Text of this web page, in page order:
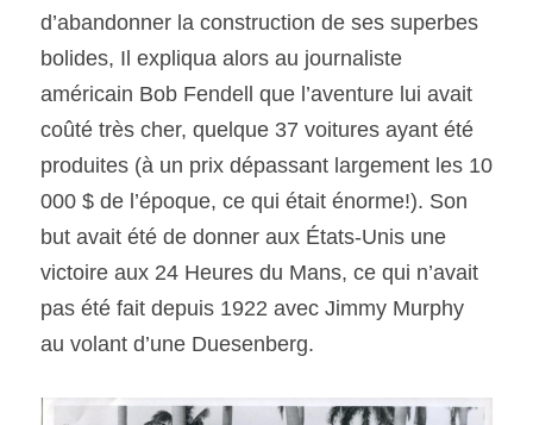
d’abandonner la construction de ses superbes
bolides, Il expliqua alors au journaliste
américain Bob Fendell que l’aventure lui avait
coûté très cher, quelque 37 voitures ayant été
produites (à un prix dépassant largement les 10
000 $ de l’époque, ce qui était énorme!). Son
but avait été de donner aux États-Unis une
victoire aux 24 Heures du Mans, ce qui n’avait
pas été fait depuis 1922 avec Jimmy Murphy
au volant d’une Duesenberg.